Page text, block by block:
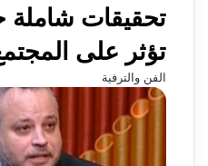
تحقيقات شاملة
تؤثر على
الفن والترفية